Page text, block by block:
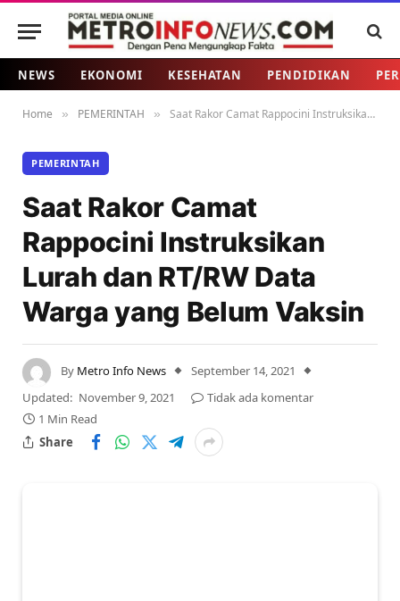
NEWS EKONOMI KESEHATAN PENDIDIKAN
Home » PEMERINTAH » Saat Rakor Camat Rappocini Instruksikan Lurah dan RT/RW Data Warga yang Belum Vaksin
PEMERINTAH
Saat Rakor Camat
Rappocini Instruksikan
Lurah dan RT/RW Data
Warga yang Belum Vaksin
By Metro Info News
September 14, 2021
Updated: November 9, 2021
Tidak ada komentar
1 Min Read
Share